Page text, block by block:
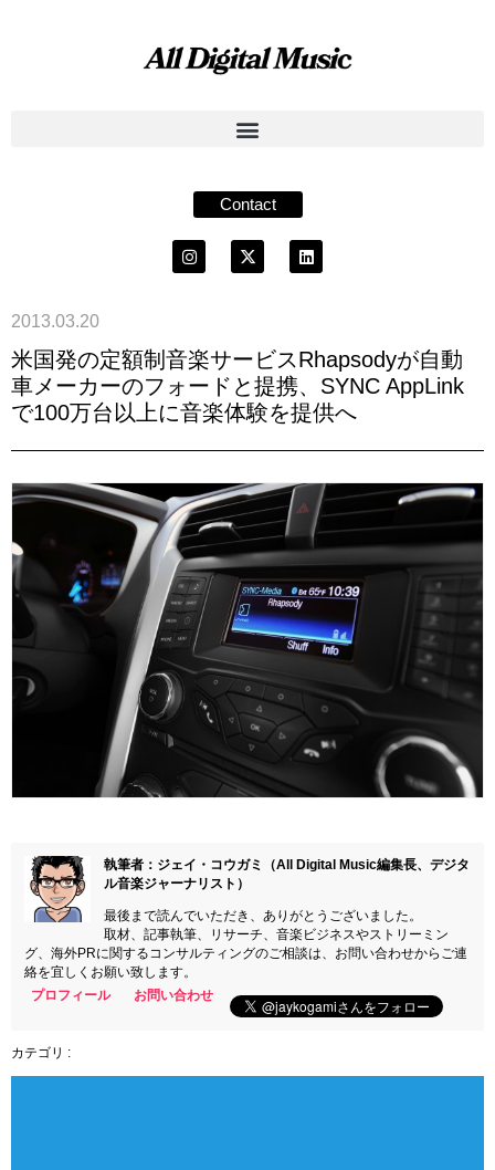
Contact
2013.03.20
米国発の定額制音楽サービスRhapsodyが自動
車メーカーのフォードと提携、SYNC AppLink
で100万台以上に音楽体験を提供へ
執筆者：ジェイ・コウガミ（All Digital Music編集長、デジタ
ル音楽ジャーナリスト）
最後まで読んでいただき、ありがとうございました。
取材、記事執筆、リサーチ、音楽ビジネスやストリーミン
グ、海外PRに関するコンサルティングのご相談は、お問い合わせからご連
絡を宜しくお願い致します。
プロフィール
お問い合わせ
カテゴリ :